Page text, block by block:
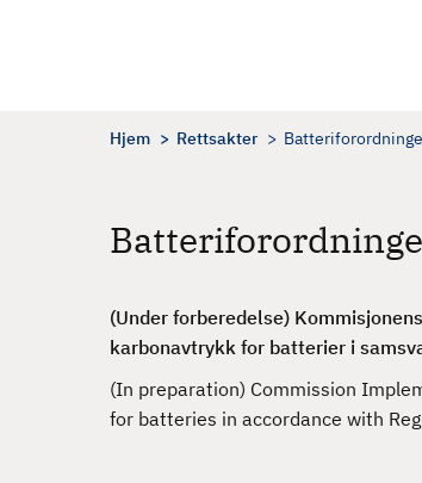
Hjem Rettsakter
(Under forberedelse)
karbonavtrykk for batterier i
(In preparation) Commission
for batteries in accordance with